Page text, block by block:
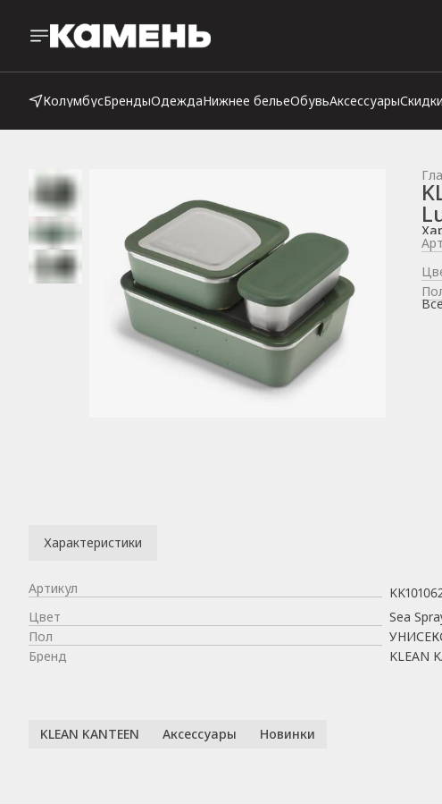
КолумбусБрендыОдеждаНижнее бельеОбувьАксессуары
Характеристики
Артикул
Цвет
Sea
Пол
Бренд
KLEAN
KLEAN KANTEEN Аксессуары Новинки